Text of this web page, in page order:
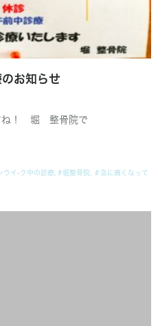
お知らせ
ね！ 堀 整骨院で
ウイ-ク中の診療 #堀整骨院
＃急に痛くなって